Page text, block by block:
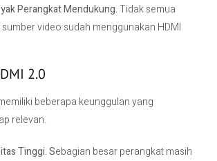
Perangkat Mendukung.Tidak semua
video sudah menggunakan HDMI
2.0
beberapa keunggulan yang
relevan.
Tinggi. Sebagian besar perangkat masih